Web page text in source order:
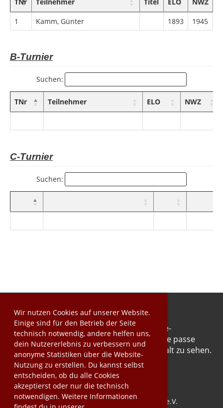
Wir nutzen Cookies auf unserer Website.
Einige sind für den Betrieb der Seite
technisch notwendig, andere helfen uns,
dein Nutzererlebnis zu verbessern und
anonyme Statistiken über die Website-
Nutzung zu erstellen. Du kannst selbst
entscheiden, ob du alle Cookies
akzeptierst oder nur die technisch
notwendigen. Weitere Informationen
1 Kamm, Günter 1893 1945
B-Turnier
Suchen:
TNr Teilnehmer ELO NWZ
C-Turnier
Suchen:
Dieser Inhalt kann aufgrund deiner Cookie-
Einstellungen nicht angezeigt werden. Bitte passe
deine Cookie-Präferenzen an, um den Inhalt zu sehen.
-> Zahnrad-Symbol ganz links unten
© SchachFreunde Schwaigern 2009 e.V.